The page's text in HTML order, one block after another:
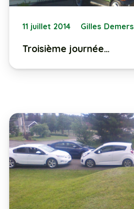
11 juillet 2014 Gilles Demers
Troisième journée…